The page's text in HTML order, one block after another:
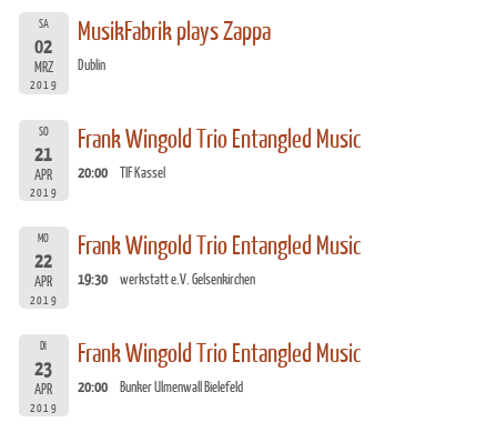
SA
02
MRZ
2019
MusikFabrik plays Zappa
Dublin
SO
21
APR
2019
Frank Wingold Trio Entangled Music
20:00 TIF Kassel
MO
22
APR
2019
Frank Wingold Trio Entangled Music
19:30 werkstatt e.V. Gelsenkirchen
DI
23
APR
2019
Frank Wingold Trio Entangled Music
20:00 Bunker Ulmenwall Bielefeld